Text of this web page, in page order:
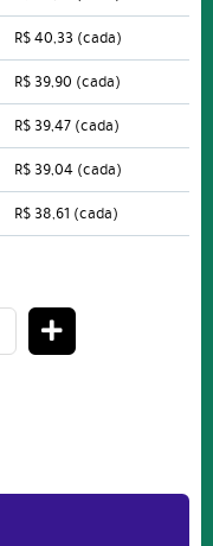
R$ 40,33 (cada)
R$ 39,90 (cada)
R$ 39,47 (cada)
R$ 39,04 (cada)
R$ 38,61 (cada)